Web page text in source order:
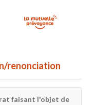
renonciation
faisant l'objet de